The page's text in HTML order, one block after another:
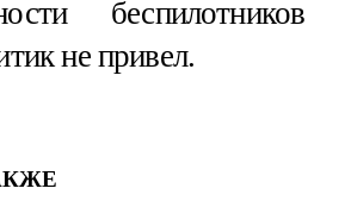
беспилотников
не привел.